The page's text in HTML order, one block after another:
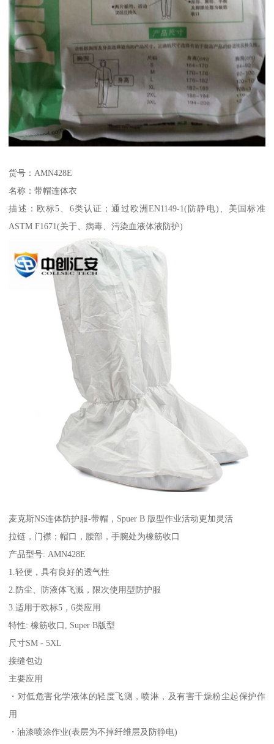
货号：AMN428E
名称：带帽连体衣
描述：欧标5、6类认证；通过欧洲EN1149-1(防静电)、美国标准
ASTM F1671(关于、病毒、污染血液体液防护)
麦克斯NS连体防护服-带帽，Spuer B 版型作业活动更加灵活
拉链，门襟；帽口，腰部，手腕处为橡筋收口
产品型号: AMN428E
1.轻便，具有良好的透气性
2.防尘、防液体飞溅，限次使用型防护服
3.适用于欧标5，6类应用
特性: 橡筋收口, Super B版型
尺寸SM - 5XL
接缝包边
主要应用
・对低危害化学液体的轻度飞测，喷淋，及有害千燥粉尘起保护作
用
・油漆喷涂作业(表层为不掉纤维层及防静电)